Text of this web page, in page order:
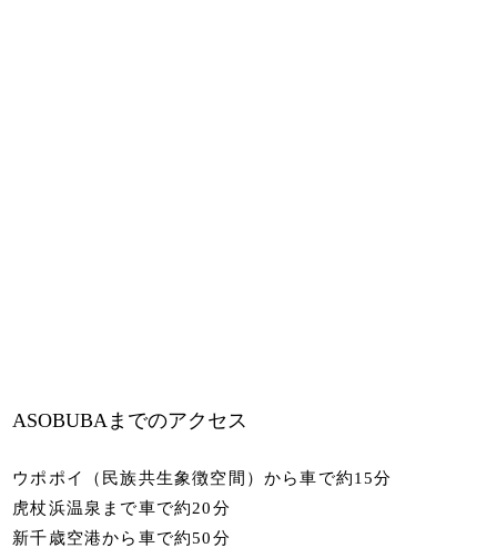
ASOBUBAまでのアクセス
ウポポイ（民族共生象徴空間）から車で約15分
虎杖浜温泉まで車で約20分
新千歳空港から車で約50分